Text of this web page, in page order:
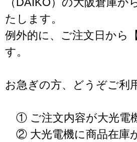
たします。
例外的に、ご注文日から
す。
お急ぎの方、どうぞご利
① ご注文内容が大光電
② 大光電機に商品在庫